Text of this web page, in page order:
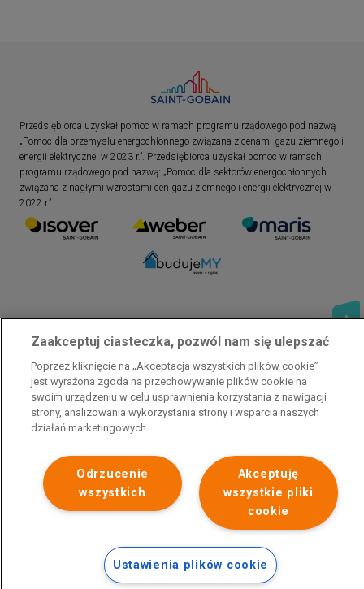
Stopka
Polityka prywatności Skontaktuj się z nami
Przedsiębiorca uzyskał pomoc w ramach programu rządowego pod nazwą
„Pomoc dla przemysłu energochłonnego związana z cenami gazu ziemnego i
energii elektrycznej w 2023 r.”. Przedsiębiorca uzyskał pomoc w ramach
programu rządowego pod nazwą: „Pomoc dla sektorów energochłonnych
związana z nagłymi wzrostami cen gazu ziemnego i energii elektrycznej w
2022 r.”
Zaakceptuj ciasteczka, pozwól nam się ulepszać
Poprzez kliknięcie na „Akceptacja wszystkich plików cookie”
jest wyrażona zgoda na przechowywanie plików cookie na
swoim urządzeniu w celu usprawnienia korzystania z nawigacji
strony, analizowania wykorzystania strony i wsparcia naszych
działań marketingowych.
Akceptuję
wszystkie pliki
cookie
Odrzucenie
wszystkich
Ustawienia plików cookie